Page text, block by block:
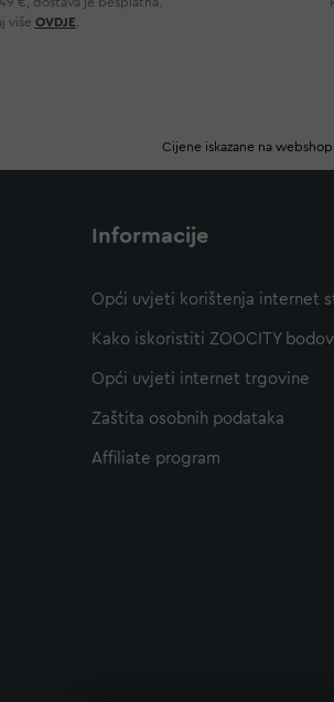
više OVDJE
Cijene iskazane na
Informacije
Opći uvjeti korištenja internet
Kako iskoristiti ZOOCITY
Opći uvjeti internet trgovine
Zaštita osobnih podataka
Affiliate program